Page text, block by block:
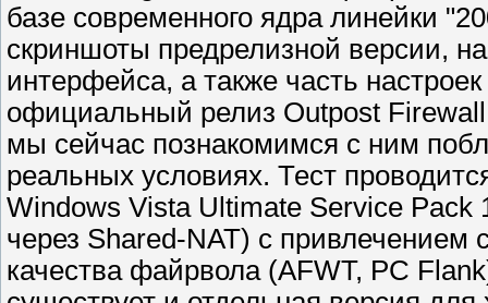
базе современного ядра линейки
скриншоты предрелизной версии,
интерфейса, а также часть
официальный релиз Outpost Firewall
мы сейчас познакомимся с ним
реальных условиях. Тест
Windows Vista Ultimate Service Pack
через Shared-NAT) с
качества файрвола (AFWT, PC